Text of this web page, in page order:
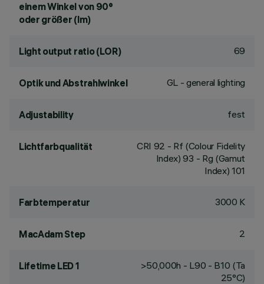
einem Winkel von 90°
oder größer (lm)
Light output ratio (LOR) 69
Optik und Abstrahlwinkel GL - general lighting
Adjustability fest
Lichtfarbqualität CRI 92 - Rf (Colour Fidelity
Index) 93 - Rg (Gamut
Index) 101
Farbtemperatur 3000 K
MacAdam Step 2
Lifetime LED 1
>50,000h - L90 - B10 (Ta
25°C)